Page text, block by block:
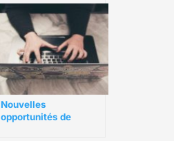
Nouvelles
opportunités de